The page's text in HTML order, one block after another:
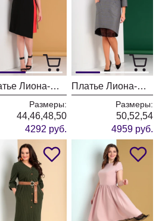
Платье Лиона-Стиль 703 красный с черным
Размеры:
44,46,48,50
4292 руб.
Платье Лиона-Стиль 656
Размеры:
50,52,54
4959 руб.